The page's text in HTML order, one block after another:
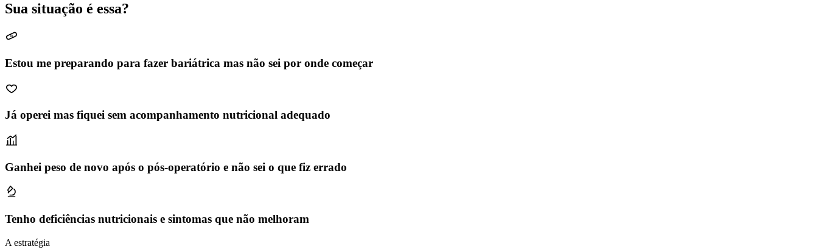
Sua situação é essa?
Estou me preparando para fazer bariátrica mas não sei por onde começar
Já operei mas fiquei sem acompanhamento nutricional adequado
Ganhei peso de novo após o pós-operatório e não sei o que fiz errado
Tenho deficiências nutricionais e sintomas que não melhoram
A estratégia